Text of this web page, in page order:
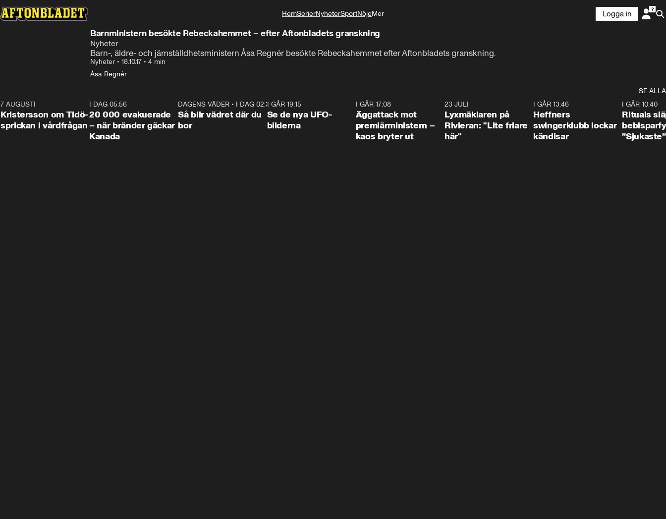
HemSerierNyheterSportNöjeMer
Livsstil
Logga in
Barnministern besökte Rebeckahemmet – efter Aftonbladets granskning
Nyheter
Barn-, äldre- och jämställdhetsministern Åsa Regnér besökte Rebeckahemmet efter Aftonbladets granskning.
Nyheter • 18.10.17 • 4 min
Åsa Regnér
SE ALLA
7 AUGUSTI
Kristersson om Tidö-
sprickan i vårdfrågan
I DAG 05:56
20 000 evakuerade
– när bränder gäckar
Kanada
1:06
DAGENS VÄDER • I DAG 02:30
Så blir vädret där du
bor
I GÅR 19:15
Se de nya UFO-
bilderna
I GÅR 17:08
Äggattack mot
premiärministern –
kaos bryter ut
23 JULI
Lyxmäklaren på
Rivieran: "Lite friare
här"
I GÅR 13:46
Heffners
swingerklubb lockar
kändisar
I GÅR 10:40
Rituals
”Sjukaste”